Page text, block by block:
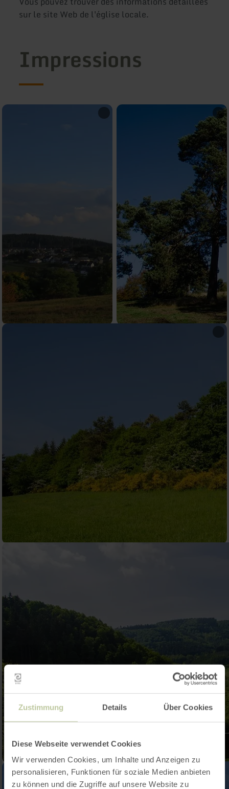
Zustimmung Details Über Cookies
Diese Webseite verwendet Cookies
Wir verwenden Cookies, um Inhalte und Anzeigen zu
personalisieren, Funktionen für soziale Medien anbieten
zu können und die Zugriffe auf unsere Website zu
sur le site Web de l'église locale.
Impressions